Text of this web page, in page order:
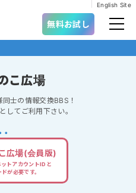
English Site
無料お試し
こ広場
士の情報交換BBS！
してご利用下さい。
広場(会員版)
ットアカウントIDと
が必要です。